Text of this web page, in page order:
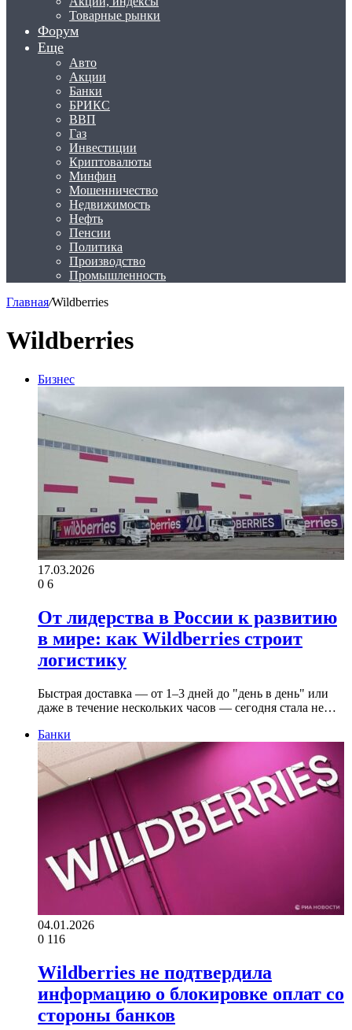
Товарные рынки
Форум
Еще
Авто
Акции
Банки
БРИКС
ВВП
Газ
Инвестиции
Криптовалюты
Минфин
Мошенничество
Недвижимость
Нефть
Пенсии
Политика
Производство
Промышленность
Главная/Wildberries
Wildberries
Бизнес
17.03.2026
0 6
От лидерства в России к развитию
в мире: как Wildberries строит
логистику
Быстрая доставка — от 1–3 дней до "день в день" или
даже в течение нескольких часов — сегодня стала не…
Банки
04.01.2026
0 116
Wildberries не подтвердила
информацию о блокировке оплат со
стороны банков